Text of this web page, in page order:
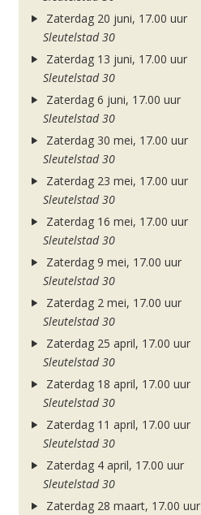
Zaterdag 20 juni, 17.00 uur
Sleutelstad 30
Zaterdag 13 juni, 17.00 uur
Sleutelstad 30
Zaterdag 6 juni, 17.00 uur
Sleutelstad 30
Zaterdag 30 mei, 17.00 uur
Sleutelstad 30
Zaterdag 23 mei, 17.00 uur
Sleutelstad 30
Zaterdag 16 mei, 17.00 uur
Sleutelstad 30
Zaterdag 9 mei, 17.00 uur
Sleutelstad 30
Zaterdag 2 mei, 17.00 uur
Sleutelstad 30
Zaterdag 25 april, 17.00 uur
Sleutelstad 30
Zaterdag 18 april, 17.00 uur
Sleutelstad 30
Zaterdag 11 april, 17.00 uur
Sleutelstad 30
Zaterdag 4 april, 17.00 uur
Sleutelstad 30
Zaterdag 28 maart, 17.00 uur